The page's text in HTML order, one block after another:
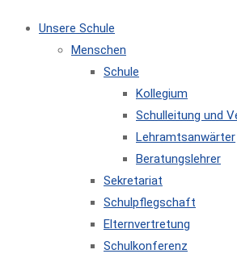
Unsere Schule
Menschen
Schule
Kollegium
Schulleitung und
Lehramtsanwärter
Beratungslehrer
Sekretariat
Schulpflegschaft
Elternvertretung
Schulkonferenz